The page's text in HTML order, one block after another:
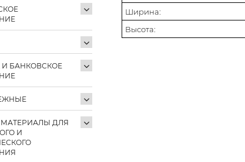
И БАНКОВСКОЕ
ДЛЯ
И
Ширина:
Высота: